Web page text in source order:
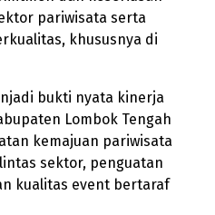
pariwisata serta
khususnya di
bukti nyata kinerja
Lombok Tengah
kemajuan pariwisata
sektor, penguatan
kualitas event bertaraf